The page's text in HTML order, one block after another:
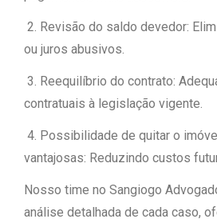
2. Revisão do saldo devedor:
ou juros abusivos.
3. Reequilíbrio do contrato:
contratuais à legislação vigente.
4. Possibilidade de quitar o
vantajosas: Reduzindo custos
Nosso time no Sangiogo
análise detalhada de cada caso,